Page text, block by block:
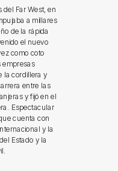
del Far West, en
a millares
de la rápida
el nuevo
como coto
empresas
la cordillera y
entre las
y fijó en el
Espectacular
cuenta con
y la
Estado y la